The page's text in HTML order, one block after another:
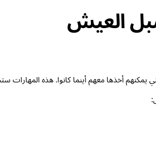
العيش
يمكنهم أخذها معهم أينما كانوا. هذه